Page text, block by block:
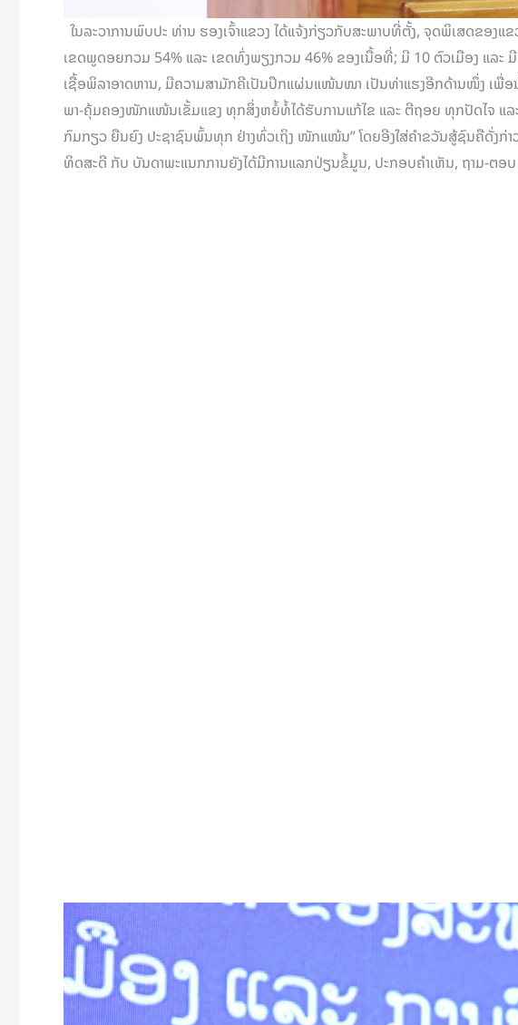
ໃນລະວາການພົບປະ ທ່ານ ຮອງເຈົ້າແຂວງ ໄດ້ແຈ້ງກ່ຽວກັບສະພາບທີ່ຕັ້ງ, ຈຸດພິເສດຂອງ
ເຂດພູດອຍກວມ 54% ແລະ ເຂດທົ່ງພຽງກວມ 46% ຂອງເນື້ອທີ່; ມີ 10 ຕົວເມືອງ ແລ
ເຊື້ອພິລາອາດຫານ, ມີຄວາມສາມັກຄີເປັນປຶກແຜ່ນແໜ້ນໜາ ເປັນທ່າແຮງອີກດ້ານໜຶ່ງ ເພື່
ພາ-ຄຸ້ມຄອງໜັກແໜ້ນເຂັ້ມແຂງ ທຸກສິ່ງຫຍໍ້ທໍ້ໄດ້ຮັບການແກ້ໄຂ ແລະ ຕີຖອຍ ທຸກປັດໄຈ ແລ
ກົມກຽວ ຍືນຍົງ ປະຊາຊົນພົ້ນທຸກ ຢ່າງທົ່ວເຖິງ ໜັກແໜ້ນ” ໂດຍອີງໃສ່ຄໍາຂວັນສູ້ຊົນຄືດັ່ງກ່
ທິດສະດີ ກັບ ບັນດາພະແນກການຍັງໄດ້ມີການແລກປ່ຽນຂໍ້ມູນ, ປະກອບຄໍາເຫັນ, ຖາມ-ຕອບ